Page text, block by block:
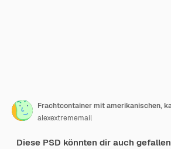
alexextrememail
Diese PSD könnten dir auch gefallen